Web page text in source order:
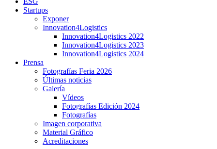
Startups
Exponer
Innovation4Logistics
Innovation4Logistics 2022
Innovation4Logistics 2023
Innovation4Logistics 2024
Prensa
Fotografías Feria 2026
Últimas noticias
Galería
Vídeos
Fotografías Edición 2024
Fotografías
Imagen corporativa
Material Gráfico
Acreditaciones